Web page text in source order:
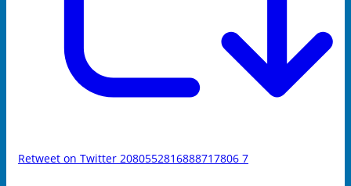
Retweet on Twitter 2080552816888717806 7